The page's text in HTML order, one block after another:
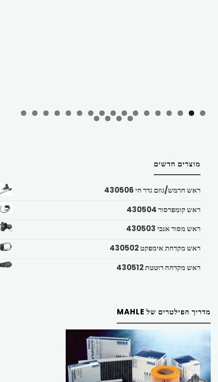
מוצרים חדשים
ראש חרמש/גוזם גדר חי 430506
ראש קומפרסור 430504
ראש מסור אנכי 430503
ראש מקדחת אימפקט 430502
ראש מקדחה רוטטת 430512
מדריך הפילטרים של MAHLE